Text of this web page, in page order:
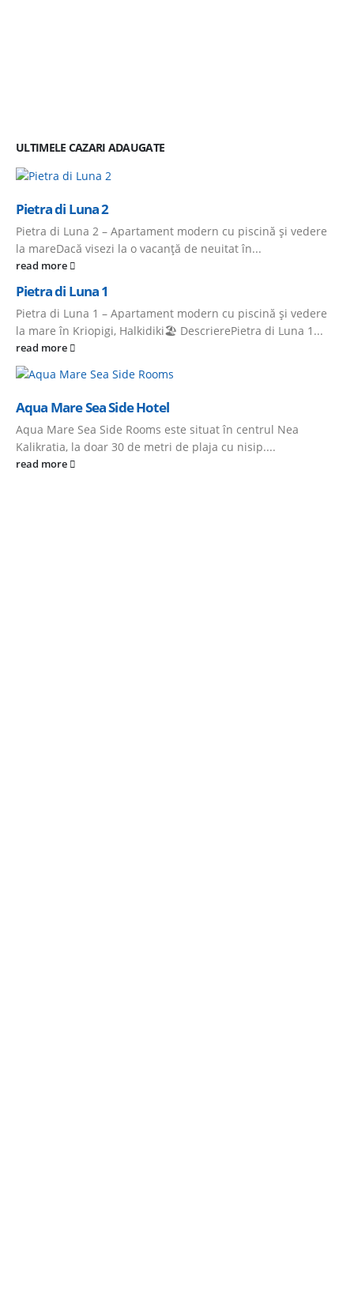
ULTIMELE CAZARI ADAUGATE
Pietra di Luna 2
Pietra di Luna 2 – Apartament modern cu piscină și vedere
la mareDacă visezi la o vacanță de neuitat în...
read more
Pietra di Luna 1
Pietra di Luna 1 – Apartament modern cu piscină și vedere
la mare în Kriopigi, Halkidiki🏖️ DescrierePietra di Luna 1...
read more
Aqua Mare Sea Side Hotel
Aqua Mare Sea Side Rooms este situat în centrul Nea
Kalikratia, la doar 30 de metri de plaja cu nisip....
read more